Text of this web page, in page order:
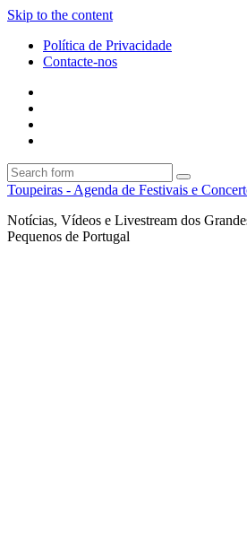
Skip to the content
Política de Privacidade
Contacte-nos
Search
Toupeiras - Agenda de Festivais e
Notícias, Vídeos e Livestream dos
Pequenos de Portugal